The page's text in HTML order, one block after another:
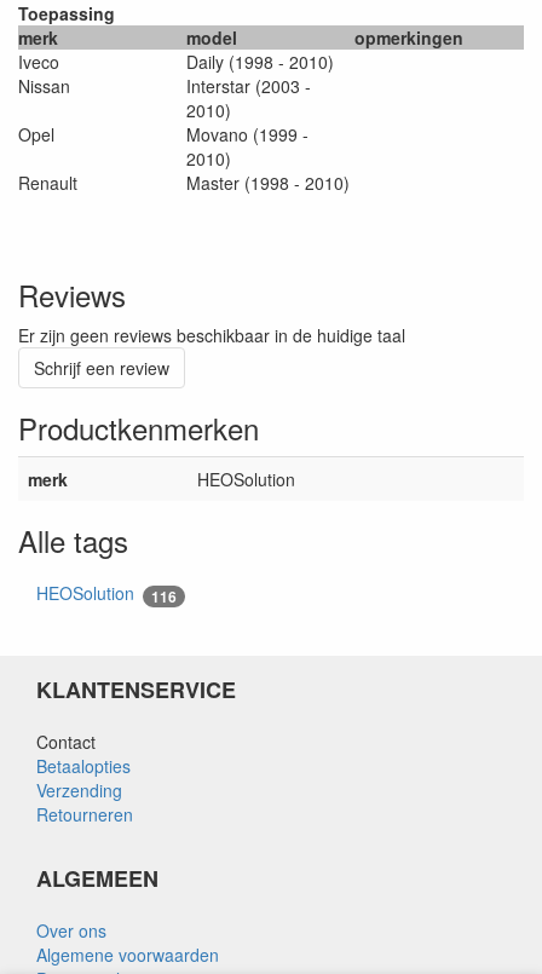
Toepassing
merk
model
opmerkingen
Iveco
Daily (1998 - 2010)
Nissan
Interstar (2003 -
2010)
Opel
Movano (1999 -
2010)
Renault
Master (1998 - 2010)
Reviews
Er zijn geen reviews beschikbaar in de huidige taal
Schrijf een review
Productkenmerken
merk HEOSolution
Alle tags
HEOSolution 116
KLANTENSERVICE
Contact
Betaalopties
Verzending
Retourneren
ALGEMEEN
Over ons
Algemene voorwaarden